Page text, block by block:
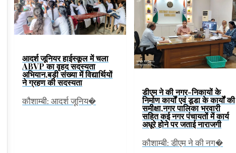
आदर्श जूनियर हाईस्कूल में चला
ABVP का वृहद सदस्यता
अभियान,बड़ी संख्या में विद्यार्थियों
ने ग्रहण की सदस्यता
कौशाम्बी: आदर्श जूनिय�
डीएम ने की नगर-निकायों के
निर्माण कार्यों एवं डूडा के कार्यों की
समीक्षा,नगर पालिका भरवारी
सहित कई नगर पंचायतों में कार्य
अधूरे होने पर जताई नाराजगी
कौशाम्बी: डीएम ने की नग�